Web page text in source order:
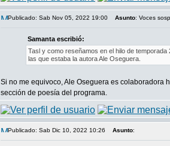
Publicado: Sab Nov 05, 2022 19:00 Asunto: Voces
Samanta escribió:
Tasl y como reseñamos en el hilo de
las que estaba la autora Ale Oseguera.
Si no me equivoco, Ale Oseguera es colaboradora
sección de poesía del programa.
Publicado: Sab Dic 10, 2022 10:26 Asunto: